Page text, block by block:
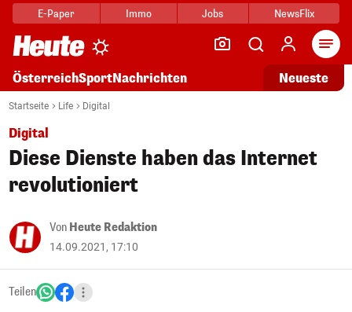
E-Paper Immo Jobs NewsFlix
ÖsterreichSportNachrichten Neueste
Startseite Life Digital
Digital
Diese Dienste haben das Internet
revolutioniert
Von Heute Redaktion
14.09.2021, 17:10
Teilen